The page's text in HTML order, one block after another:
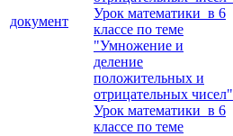
документ
Урок математики в 6
классе по теме
"Умножение и
деление
положительных и
отрицательных чисел"
Урок математики в 6
классе по теме